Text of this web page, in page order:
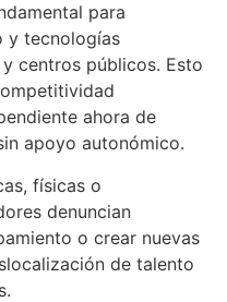
para
y tecnologías
centros públicos. Esto
ahora de
apoyo autonómico.
físicas o
denuncian
o crear nuevas
de talento